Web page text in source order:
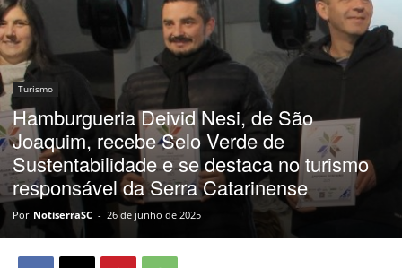
Turismo
Hamburgueria Deivid Nesi, de São
Joaquim, recebe Selo Verde de
Sustentabilidade e se destaca no turismo
responsável da Serra Catarinense
Por NotiserraSC - 26 de junho de 2025